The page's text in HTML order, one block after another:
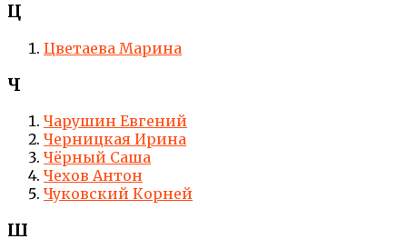
Ц
Цветаева Марина
Ч
Чарушин Евгений
Черницкая Ирина
Чёрный Саша
Чехов Антон
Чуковский Корней
Ш